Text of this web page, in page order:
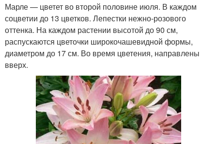
Марле — цветет во второй половине июля. В каждом
соцветии до 13 цветков. Лепестки нежно-розового
оттенка. На каждом растении высотой до 90 см,
распускаются цветочки широкочашевидной формы,
диаметром до 17 см. Во время цветения, направлены
вверх.